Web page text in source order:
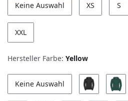
Keine Auswahl XS S
XXL
Hersteller Farbe: Yellow
Keine Auswahl